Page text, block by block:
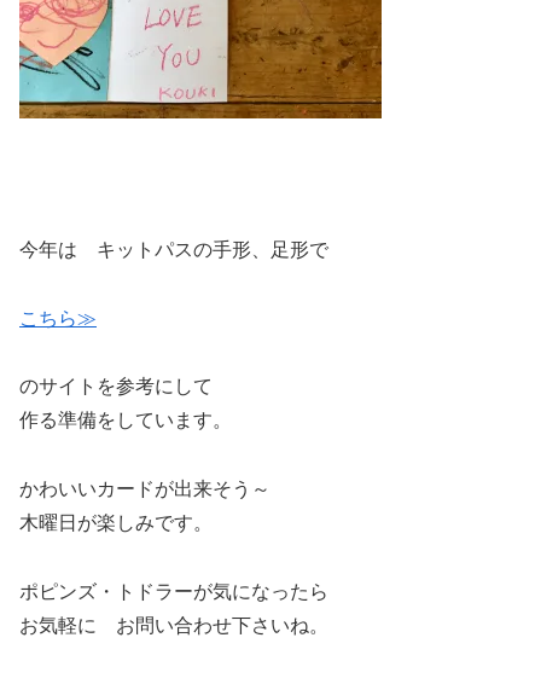
今年は キットパスの手形、足形で
こちら≫
のサイトを参考にして
作る準備をしています。
かわいいカードが出来そう～
木曜日が楽しみです。
ポピンズ・トドラーが気になったら
お気軽に お問い合わせ下さいね。